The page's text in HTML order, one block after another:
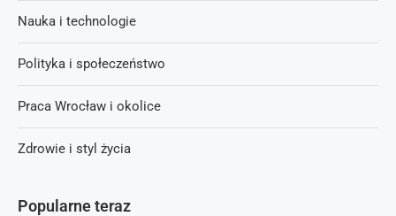
Popularne teraz
Nauka i technologie
Polityka i społeczeństwo
Praca Wrocław i okolice
Zdrowie i styl życia